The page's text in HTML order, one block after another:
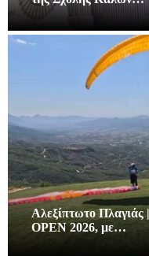
Αλεξίπτωτο
OPEN 2026, με…